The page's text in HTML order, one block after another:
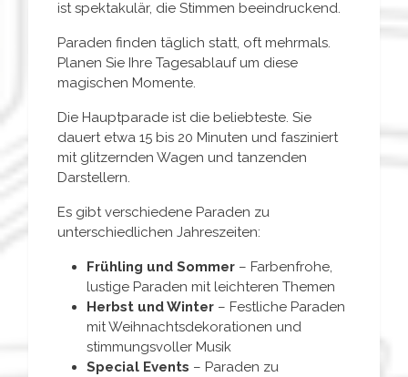
ist spektakulär, die Stimmen beeindruckend.
Paraden finden täglich statt, oft mehrmals.
Planen Sie Ihre Tagesablauf um diese
magischen Momente.
Die Hauptparade ist die beliebteste. Sie
dauert etwa 15 bis 20 Minuten und fasziniert
mit glitzernden Wagen und tanzenden
Darstellern.
Es gibt verschiedene Paraden zu
unterschiedlichen Jahreszeiten:
Frühling und Sommer – Farbenfrohe,
lustige Paraden mit leichteren Themen
Herbst und Winter – Festliche Paraden
mit Weihnachtsdekorationen und
stimmungsvoller Musik
Special Events – Paraden zu